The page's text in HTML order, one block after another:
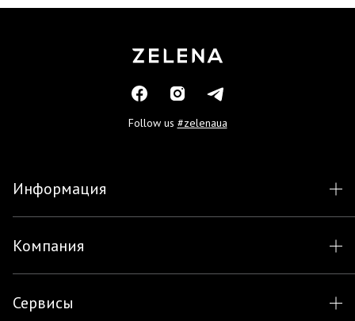
Follow us #zelenaua
Информация
Компания
Сервисы